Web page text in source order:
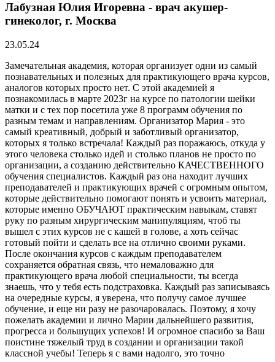
Лабузная Юлия Игоревна - врач акушер-
гинеколог, г. Москва
23.05.24
Замечательная академия, которая организует одни из самый
познавательных и полезных для практикующего врача курсов,
аналогов которых просто нет. С этой академией я
познакомилась в марте 2023г на курсе по патологии шейки
матки и с тех пор посетила уже 8 программ обучения по
разным темам и направлениям. Организатор Мария - это
самый креативный, добрый и заботливый организатор,
которых я только встречала! Каждый раз поражаюсь, откуда у
этого человека столько идей и столько планов не просто по
организации, а созданию действительно КАЧЕСТВЕННОГО
обучения специалистов. Каждый раз она находит лучших
преподавателей и практикующих врачей с огромным опытом,
которые действительно помогают понять и усвоить материал,
которые именно ОБУЧАЮТ практическим навыкам, ставят
руку по разным хирургическим манипуляциям, чтоб ты
вышел с этих курсов не с кашей в голове, а хоть сейчас
готовый пойти и сделать все на отлично своими руками.
После окончания курсов с каждым преподавателем
сохраняется обратная связь, что немаловажно для
практикующего врача любой специальности, ты всегда
знаешь, что у тебя есть подстраховка. Каждый раз записываясь
на очередные курсы, я уверена, что получу самое лучшее
обучение, и еще ни разу не разочаровалась. Поэтому, я хочу
пожелать академии и лично Марии дальнейшего развития,
прогресса и большущих успехов! И огромное спасибо за Ваш
поистине тяжелый труд в создании и организации такой
классной учебы! Теперь я с вами надолго, это точно